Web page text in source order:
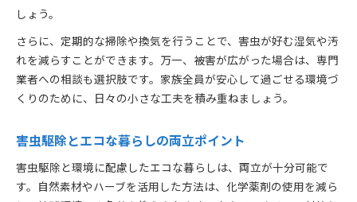
しょう。
さらに、定期的な掃除や換気を行うことで、害虫が好む湿気や汚
れを減らすことができます。万一、被害が広がった場合は、専門
業者への相談も選択肢です。家族全員が安心して過ごせる環境づ
くりのために、日々の小さな工夫を積み重ねましょう。
害虫駆除とエコな暮らしの両立ポイント
害虫駆除と環境に配慮したエコな暮らしは、両立が十分可能で
す。自然素材やハーブを活用した方法は、化学薬剤の使用を減ら